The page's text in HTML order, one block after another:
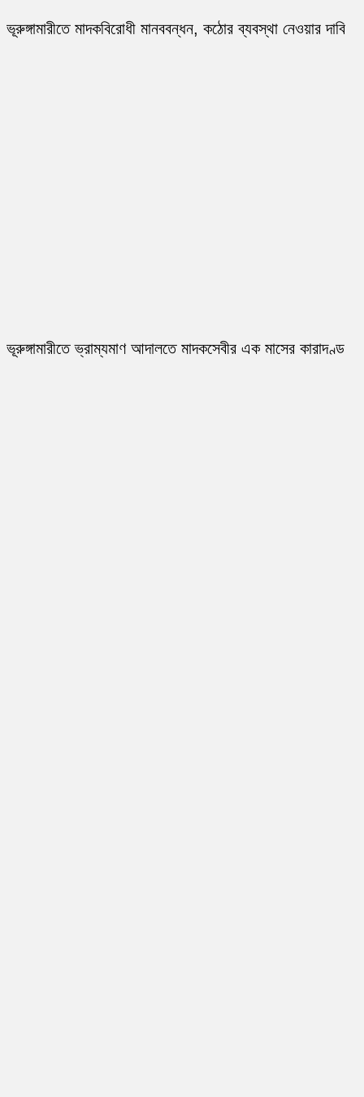
ভূরুঙ্গামারীতে মাদকবিরোধী মানববন্ধন, কঠোর ব্যবস্থা নেওয়ার দাবি
ভূরুঙ্গামারীতে ভ্রাম্যমাণ আদালতে মাদকসেবীর এক মাসের কারাদণ্ড